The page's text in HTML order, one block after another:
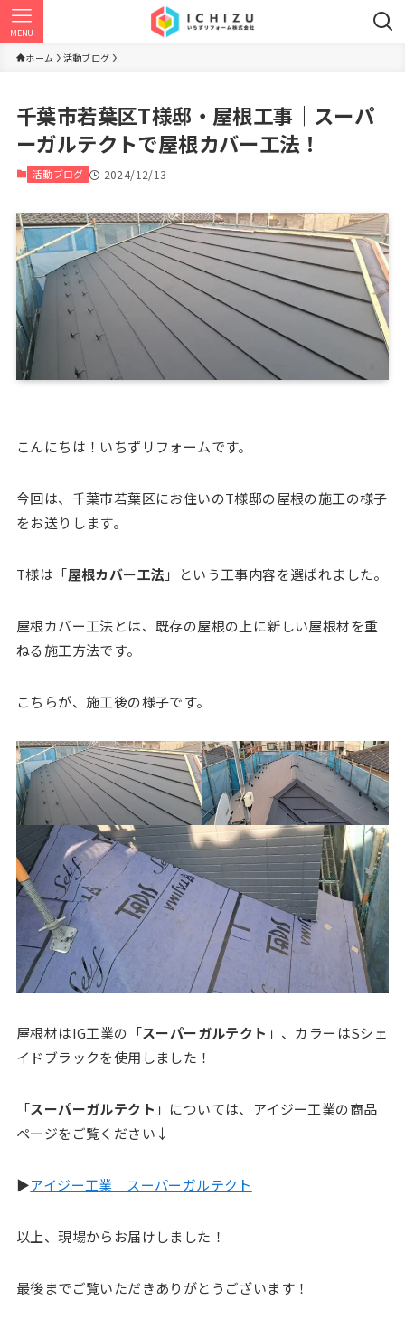
MENU
ホーム 活動ブログ
千葉市若葉区T様邸・屋根工事｜スーパ
ーガルテクトで屋根カバー工法！
活動ブログ 2024/12/13
こんにちは！いちずリフォームです。
今回は、千葉市若葉区にお住いのT様邸の屋根の施工の様子
をお送りします。
T様は「屋根カバー工法 」という工事内容を選ばれました。
屋根カバー工法とは、既存の屋根の上に新しい屋根材を重
ねる施工方法です。
こちらが、施工後の様子です。
屋根材はIG工業の「スーパーガルテクト 」、カラーはSシェ
イドブラックを使用しました！
「スーパーガルテクト 」については、アイジー工業の商品
ページをご覧ください↓
▶アイジー工業 スーパーガルテクト
以上、現場からお届けしました！
最後までご覧いただきありがとうございます！